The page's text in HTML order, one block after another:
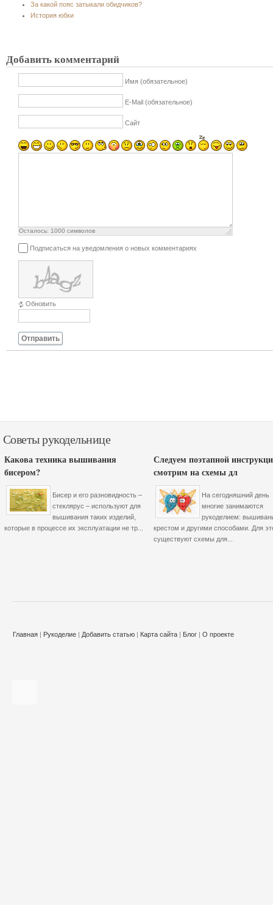
За какой пояс затыкали обидчиков?
История юбки
Добавить комментарий
Имя (обязательное)
E-Mail (обязательное)
Сайт
Осталось: 1000 символов
Подписаться на уведомления о новых комментариях
Обновить
Отправить
Советы рукодельнице
Какова техника вышивания
бисером?
Бисер и его разновидность –
стеклярус – используют для
вышивания таких изделий,
которые в процессе их эксплуатации не тр...
Следуем поэтапной
смотрим на схемы дл
На сегодняшний день
многие занимаются
рукоделием:
крестом и другими способами. Для
существуют схемы для...
Главная | Рукоделие | Добавить статью | Карта сайта | Блог | О проекте